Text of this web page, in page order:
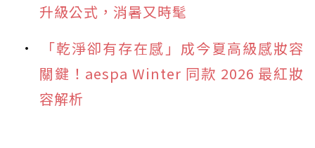
升級公式，消暑又時髦
「乾淨卻有存在感」成今夏高級感妝容
關鍵！aespa Winter 同款 2026 最紅妝
容解析